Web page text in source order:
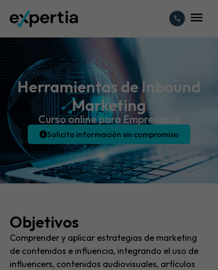
Herramientas de Inbound
Marketing
Curso online para Empresasss
Solicita información sin compromiso
Objetivos
Comprender y aplicar estrategias de marketing
de contenidos e influencia, integrando el uso de
influencers, contenidos audiovisuales, artículos